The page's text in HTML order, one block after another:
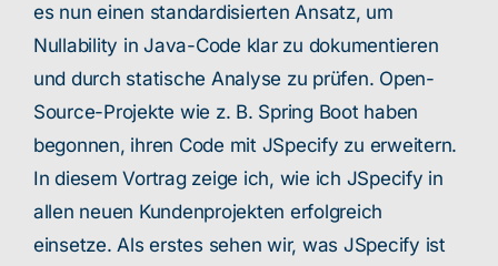
es nun einen standardisierten Ansatz, um
Nullability in Java-Code klar zu dokumentieren
und durch statische Analyse zu prüfen. Open-
Source-Projekte wie z. B. Spring Boot haben
begonnen, ihren Code mit JSpecify zu erweitern.
In diesem Vortrag zeige ich, wie ich JSpecify in
allen neuen Kundenprojekten erfolgreich
einsetze. Als erstes sehen wir, was JSpecify ist